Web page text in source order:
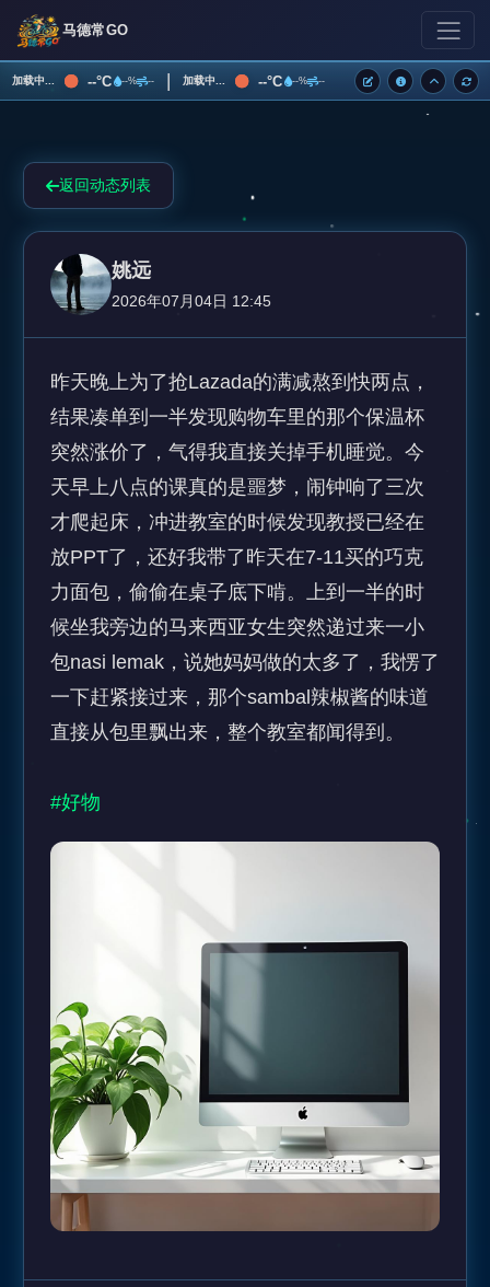
马德常GO
加载中... --°C --% -- | 加载中... --°C --% --
返回动态列表
姚远
2026年07月04日 12:45
昨天晚上为了抢Lazada的满减熬到快两点，
结果凑单到一半发现购物车里的那个保温杯
突然涨价了，气得我直接关掉手机睡觉。今
天早上八点的课真的是噩梦，闹钟响了三次
才爬起床，冲进教室的时候发现教授已经在
放PPT了，还好我带了昨天在7-11买的巧克
力面包，偷偷在桌子底下啃。上到一半的时
候坐我旁边的马来西亚女生突然递过来一小
包nasi lemak，说她妈妈做的太多了，我愣了
一下赶紧接过来，那个sambal辣椒酱的味道
直接从包里飘出来，整个教室都闻得到。
#好物